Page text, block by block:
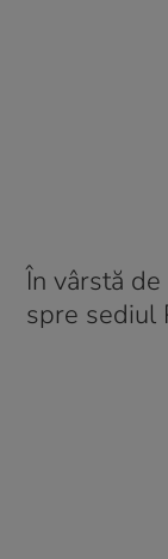
În vârstă
spre sediul